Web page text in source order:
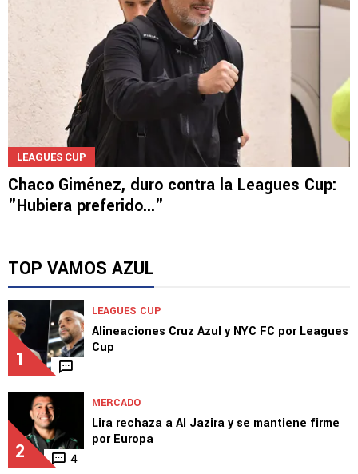
LEAGUES CUP
Chaco Giménez, duro contra la Leagues Cup:
"Hubiera preferido..."
TOP VAMOS AZUL
1
LEAGUES CUP
Alineaciones Cruz Azul y NYC FC por Leagues
Cup
2 4
MERCADO
Lira rechaza a Al Jazira y se mantiene firme
por Europa